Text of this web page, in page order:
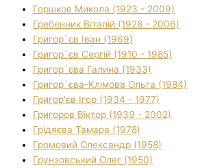
Горшков Микола (1923 - 2009)
Гребенник Віталій (1928 - 2006)
Григор`єв Іван (1969)
Григор`єв Сергій (1910 - 1985)
Григор`єва Галина (1933)
Григор`єва-Клімова Ольга (1984)
Григор'єв Ігор (1934 - 1977)
Григоров Віктор (1939 - 2002)
Грідяєва Тамара (1978)
Громовий Олександр (1958)
Грунзовський Олег (1950)